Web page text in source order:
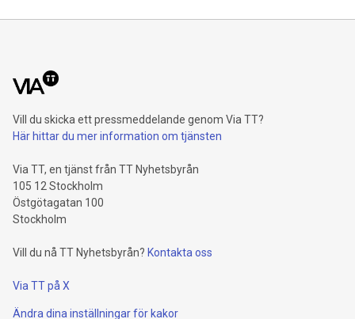
Vill du skicka ett pressmeddelande genom Via TT?
Här hittar du mer information om tjänsten
Via TT, en tjänst från TT Nyhetsbyrån
105 12 Stockholm
Östgötagatan 100
Stockholm
Vill du nå TT Nyhetsbyrån? Kontakta oss
Via TT på X
Ändra dina inställningar för kakor